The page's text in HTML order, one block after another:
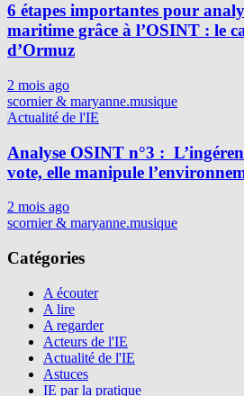
6 étapes importantes pour
maritime grâce à l’OSINT : le
d’Ormuz
2 mois ago
scornier & maryanne.musique
Actualité de l'IE
Analyse OSINT n°3 :
vote, elle manipule
2 mois ago
scornier & maryanne.musique
Catégories
A écouter
A lire
A regarder
Acteurs de l'IE
Actualité de l'IE
Astuces
IE par la pratique